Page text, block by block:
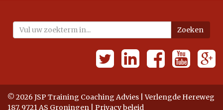
Zoeken
© 2026 JSP Training Coaching Advies | Verlengde Hereweg
187, 9721 AS Groningen | Privacy beleid